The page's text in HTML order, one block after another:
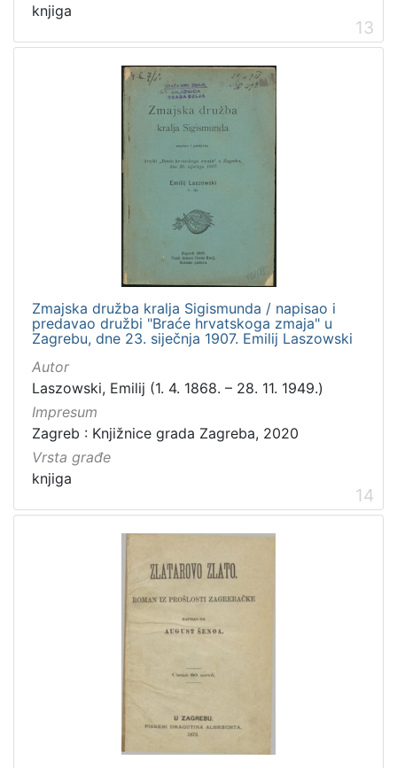
knjiga
13
Zmajska družba kralja Sigismunda / napisao i
predavao družbi "Braće hrvatskoga zmaja" u
Zagrebu, dne 23. siječnja 1907. Emilij Laszowski
Autor
Laszowski, Emilij (1. 4. 1868. – 28. 11. 1949.)
Impresum
Zagreb : Knjižnice grada Zagreba, 2020
Vrsta građe
knjiga
14